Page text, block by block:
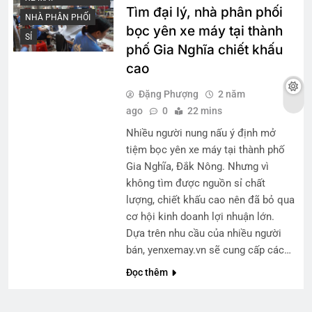
NHÀ PHÂN PHỐI
SỈ
Tìm đại lý, nhà phân phối
bọc yên xe máy tại thành
phố Gia Nghĩa chiết khấu
cao
Đặng Phượng
2 năm
ago
0 22 mins
Nhiều người nung nấu ý định mở
tiệm bọc yên xe máy tại thành phố
Gia Nghĩa, Đắk Nông. Nhưng vì
không tìm được nguồn sỉ chất
lượng, chiết khấu cao nên đã bỏ qua
cơ hội kinh doanh lợi nhuận lớn.
Dựa trên nhu cầu của nhiều người
bán, yenxemay.vn sẽ cung cấp các…
Đọc thêm